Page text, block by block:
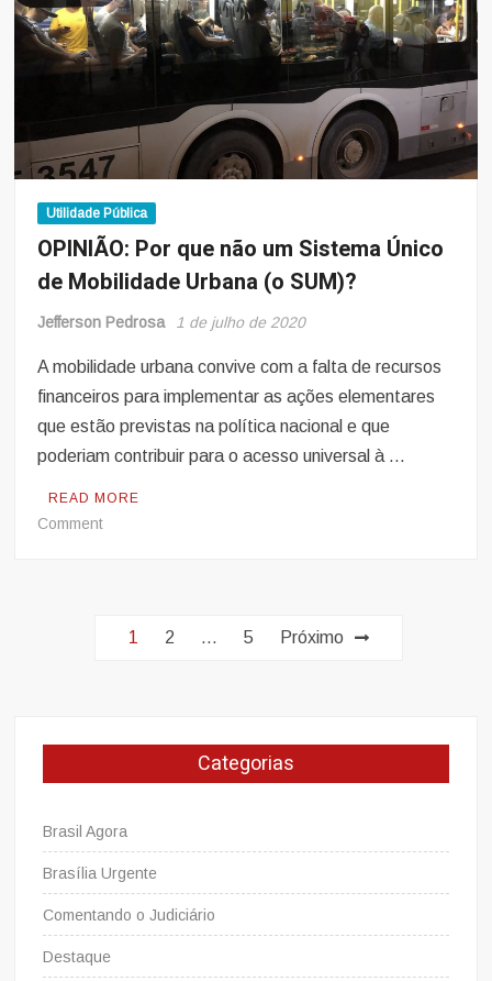
ensino
a
distância
Utilidade Pública
OPINIÃO: Por que não um Sistema Único
de Mobilidade Urbana (o SUM)?
Jefferson Pedrosa 1 de julho de 2020
A mobilidade urbana convive com a falta de recursos
financeiros para implementar as ações elementares
que estão previstas na política nacional e que
poderiam contribuir para o acesso universal à …
READ MORE
Commenton
Mobilidade
SUM)?
Navegação
1 2 … 5 Próximo
Categorias
Brasil Agora
Brasília Urgente
Comentando o Judiciário
Destaque